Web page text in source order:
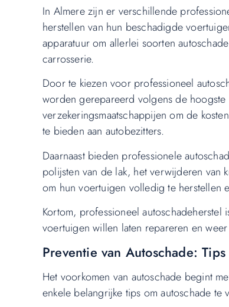
In Almere zijn er verschillende
herstellen van hun beschadigde
apparatuur om allerlei soorten
carrosserie.
Door te kiezen voor professioneel
worden gerepareerd volgens de
verzekeringsmaatschappijen om de
te bieden aan autobezitters.
Daarnaast bieden professionele
polijsten van de lak, het verwijderen van
om hun voertuigen volledig te
Kortom, professioneel
voertuigen willen laten repareren en
Preventie van Autoschade:
Het voorkomen van autoschade begint
enkele belangrijke tips om autoschade te